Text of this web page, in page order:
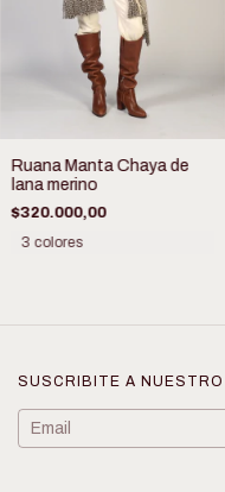
Ruana Manta Chaya de
lana merino
$320.000,00
3 colores
SUSCRIBITE A